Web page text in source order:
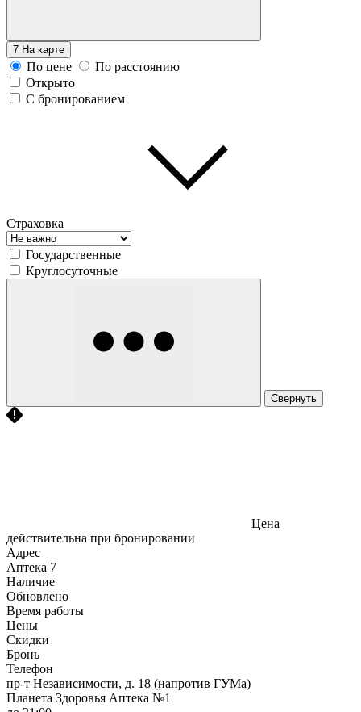
7 На карте
По цене
По расстоянию
Открыто
С бронированием
Страховка
Государственные
Круглосуточные
Свернуть
Цена
действительна при бронировании
Адрес
Аптека 7
Наличие
Обновлено
Время работы
Цены
Скидки
Бронь
Телефон
пр-т Независимости, д. 18 (напротив ГУМа)
Планета Здоровья Аптека №1